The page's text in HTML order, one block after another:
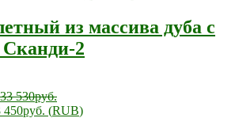
из массива дуба с
Сканди-2
530руб.
450руб. (RUB)